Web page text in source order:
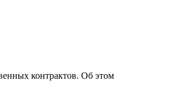
контрактов. Об этом